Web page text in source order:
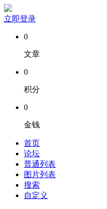
立即登录
0
文章
0
积分
0
金钱
首页
论坛
普通列表
图片列表
搜索
自定义